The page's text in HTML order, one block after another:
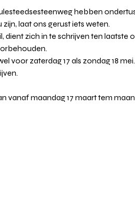
hebben
laat ons gerust iets weten.
zich in te schrijven ten laatste
voor zaterdag 17 als zondag 18
vanaf maandag 17 maart tem